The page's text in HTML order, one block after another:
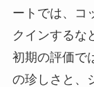
ートでは、コ
クインするな
初期の評価で
の珍しさと、